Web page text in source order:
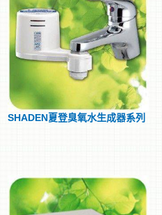
SHADEN夏登臭氧水生成器系列